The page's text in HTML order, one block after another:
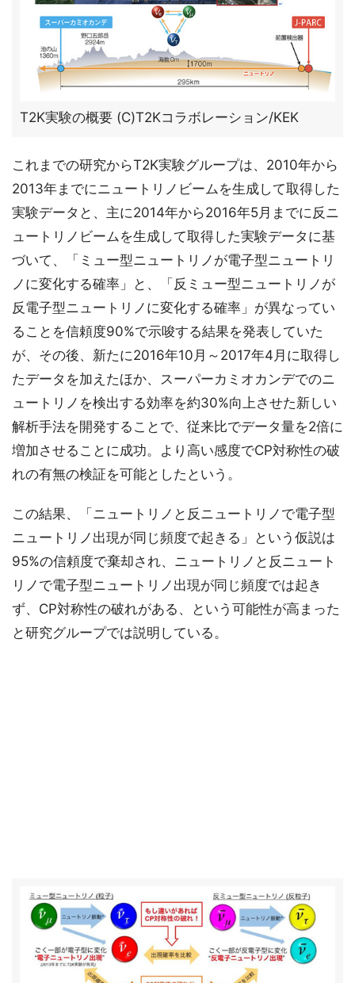
T2K実験の概要 (C)T2Kコラボレーション/KEK
これまでの研究からT2K実験グループは、2010年から
2013年までにニュートリノビームを生成して取得した
実験データと、主に2014年から2016年5月までに反ニ
ュートリノビームを生成して取得した実験データに基
づいて、「ミュー型ニュートリノが電子型ニュートリ
ノに変化する確率」と、「反ミュー型ニュートリノが
反電子型ニュートリノに変化する確率」が異なってい
ることを信頼度90%で示唆する結果を発表していた
が、その後、新たに2016年10月～2017年4月に取得し
たデータを加えたほか、スーパーカミオカンデでのニ
ュートリノを検出する効率を約30%向上させた新しい
解析手法を開発することで、従来比でデータ量を2倍に
増加させることに成功。より高い感度でCP対称性の破
れの有無の検証を可能としたという。
この結果、「ニュートリノと反ニュートリノで電子型
ニュートリノ出現が同じ頻度で起きる」という仮説は
95%の信頼度で棄却され、ニュートリノと反ニュート
リノで電子型ニュートリノ出現が同じ頻度では起き
ず、CP対称性の破れがある、という可能性が高まった
と研究グループでは説明している。